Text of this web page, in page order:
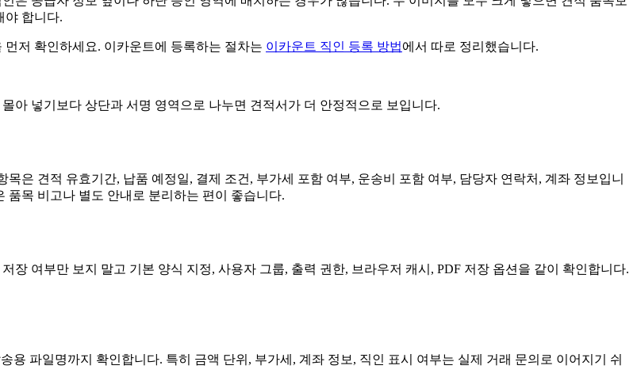
야 합니다.
먼저 확인하세요. 이카운트에 등록하는 절차는 이카운트 직인 등록 방법에서 따로 정리했습니다.
아 넣기보다 상단과 서명 영역으로 나누면 견적서가 더 안정적으로 보입니다.
은 견적 유효기간, 납품 예정일, 결제 조건, 부가세 포함 여부, 운송비 포함 여부, 담당자 연락처, 계좌 정보입니
목 비고나 별도 안내로 분리하는 편이 좋습니다.
장 여부만 보지 말고 기본 양식 지정, 사용자 그룹, 출력 권한, 브라우저 캐시, PDF 저장 옵션을 같이 확인합니다.
용 파일명까지 확인합니다. 특히 금액 단위, 부가세, 계좌 정보, 직인 표시 여부는 실제 거래 문의로 이어지기 쉬